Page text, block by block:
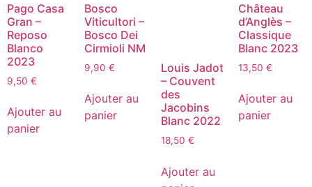
Pago Casa
Gran –
Reposo
Blanco
2023
9,50 €
Ajouter au
panier
Bosco
Viticultori –
Bosco Dei
Cirmioli NM
9,90 €
Ajouter au
panier
Louis Jadot
– Couvent
des
Jacobins
Blanc 2022
18,50€
Ajouter au
Château
d’Anglès –
Classique
Blanc 2023
13,50 €
Ajouter au
panier